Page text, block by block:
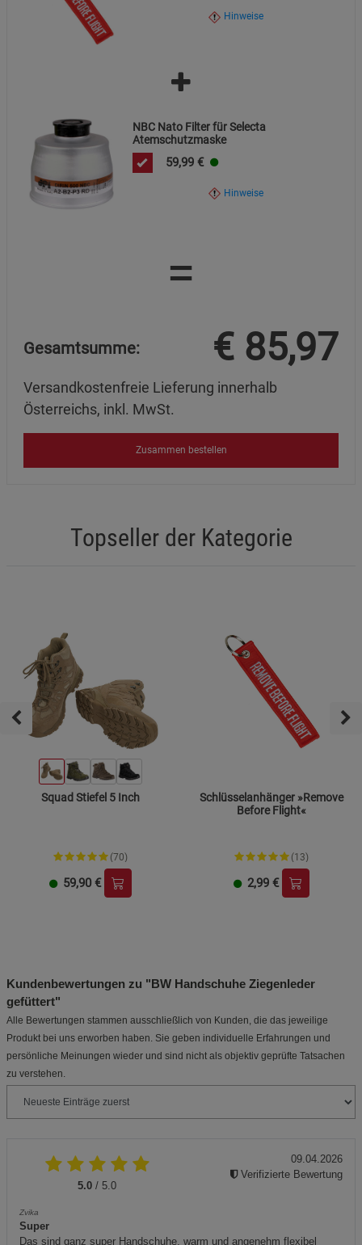
Hinweise
NBC Nato Filter für Selecta
Atemschutzmaske
59,99 €
Hinweise
=
Gesamtsumme: € 85,97
Versandkostenfreie Lieferung innerhalb
Österreichs, inkl. MwSt.
Zusammen bestellen
Topseller der Kategorie
Squad Stiefel 5 Inch
(70)
59,90 €
Schlüsselanhänger »Remove
Before Flight«
(13)
2,99 €
Kundenbewertungen zu "BW Handschuhe Ziegenleder
gefüttert"
Alle Bewertungen stammen ausschließlich von Kunden, die das jeweilige
Produkt bei uns erworben haben. Sie geben individuelle Erfahrungen und
persönliche Meinungen wieder und sind nicht als objektiv geprüfte Tatsachen
zu verstehen.
5.0 / 5.0
Zvika
Super
Das sind ganz super Handschuhe, warm und angenehm flexibel
09.04.2026
Verifizierte Bewertung
Marketing Cookies (3)
Cookie-Informationen
Datenschutzerklärung